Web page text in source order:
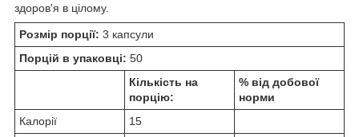
здоров'я в цілому.
Розмір порції: 3 капсули
Порцій в упаковці: 50
Кількість на
порцію:
% від добової
норми
Калорії
15